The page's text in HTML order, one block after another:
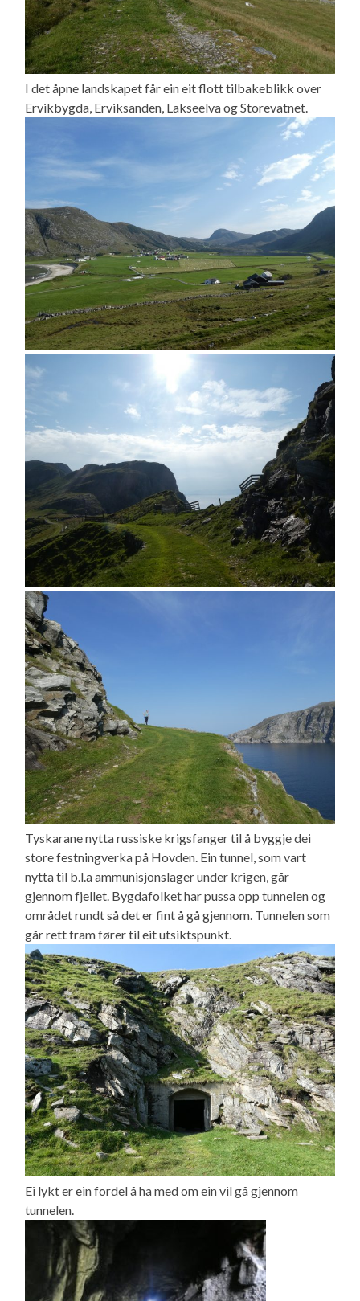
I det åpne landskapet får ein eit flott tilbakeblikk over
Ervikbygda, Erviksanden, Lakseelva og Storevatnet.
Tyskarane nytta russiske krigsfanger til å byggje dei
store festningverka på Hovden. Ein tunnel, som vart
nytta til b.l.a ammunisjonslager under krigen, går
gjennom fjellet. Bygdafolket har pussa opp tunnelen og
området rundt så det er fint å gå gjennom. Tunnelen som
går rett fram fører til eit utsiktspunkt.
Ei lykt er ein fordel å ha med om ein vil gå gjennom
tunnelen.